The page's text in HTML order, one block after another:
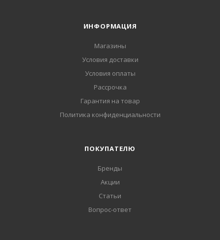
ИНФОРМАЦИЯ
Магазины
Условия доставки
Условия оплаты
Рассрочка
Гарантия на товар
Политика конфиденциальности
ПОКУПАТЕЛЮ
Бренды
Акции
Статьи
Вопрос-ответ